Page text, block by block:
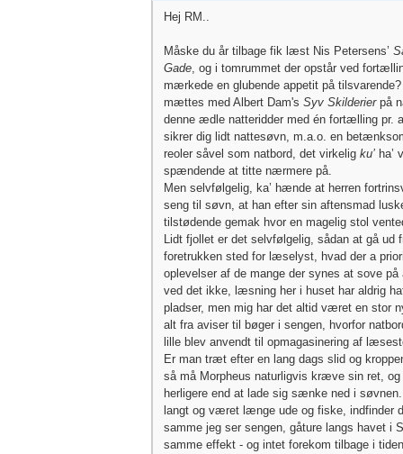
Hej RM..
Måske du år tilbage fik læst Nis Petersens’
Gade, og i tomrummet der opstår ved
mærkede en glubende appetit på
mættes med Albert Dam's Syv Skilderierpå
denne ædle natteridder med én fortælling pr.
sikrer dig lidt nattesøvn, m.a.o. en
reoler såvel som natbord, det virkelig ku’ ha’
spændende at titte nærmere på.
Men selvfølgelig, ka’ hænde at herren
seng til søvn, at han efter sin aftensmad
tilstødende gemak hvor en magelig stol
Lidt fjollet er det selvfølgelig, sådan at gå ud
foretrukken sted for læselyst, hvad der a
oplevelser af de mange der synes at sove på
ved det ikke, læsning her i huset har aldrig
pladser, men mig har det altid været en stor
alt fra aviser til bøger i sengen, hvorfor
lille blev anvendt til opmagasinering af
Er man træt efter en lang dags slid og
så må Morpheus naturligvis kræve sin ret, og
herligere end at lade sig sænke ned i
langt og været længe ude og fiske, indfinder
samme jeg ser sengen, gåture langs havet i
samme effekt - og intet forekom tilbage i